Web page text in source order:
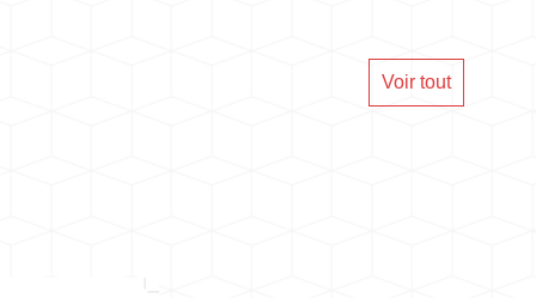
Voir tout